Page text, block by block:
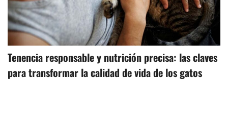
Tenencia responsable y nutrición precisa: las claves
para transformar la calidad de vida de los gatos